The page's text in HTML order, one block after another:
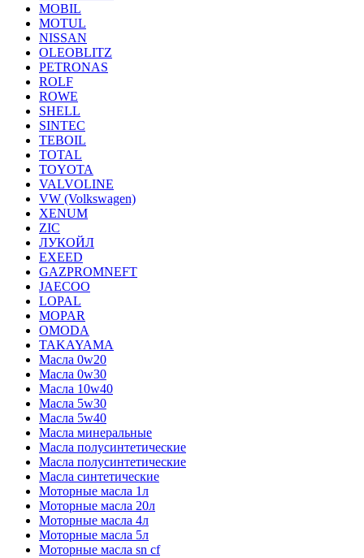
MOBIL
MOTUL
NISSAN
OLEOBLITZ
PETRONAS
ROLF
ROWE
SHELL
SINTEC
TEBOIL
TOTAL
TOYOTA
VALVOLINE
VW (Volkswagen)
XENUM
ZIC
ЛУКОЙЛ
EXEED
GAZPROMNEFT
JAECOO
LOPAL
MOPAR
OMODA
TAKAYAMA
Масла 0w20
Масла 0w30
Масла 10w40
Масла 5w30
Масла 5w40
Масла минеральные
Масла полусинтетические
Масла полусинтетические
Масла синтетические
Моторные масла 1л
Моторные масла 20л
Моторные масла 4л
Моторные масла 5л
Моторные масла sn cf